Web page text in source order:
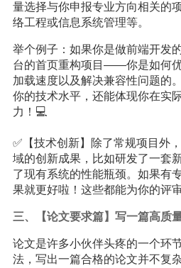
量选择与你申报专业方向相关的
络工程或信息系统管理等。
举个例子：如果你是做前端开发
台的首页重构项目——你是如何
加载速度以及解决兼容性问题的
你的技术水平，还能体现你在实
力！💻
✅【技术创新】除了常规项目外
域的创新成果，比如研发了一套
了现有系统的性能瓶颈。如果有
果就更好啦！这些都能为你的评
三、【论文要求篇】写一篇高质
论文是许多小伙伴头疼的一个环
法，写出一篇合格的论文并不复